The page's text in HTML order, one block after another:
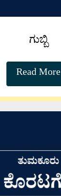
ಗುಬ್ಬಿ
Read More